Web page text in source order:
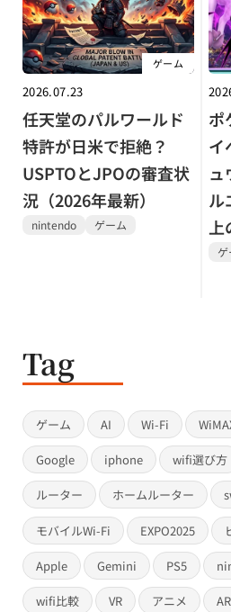
ゲーム
2026.07.23
任天堂のパルワールド
特許が日米で拒絶？
USPTOとJPOの審査状
況（2026年最新）
nintendo ゲーム
ポ
イ
ュ
ル
上
Tag
ゲーム AI Wi-Fi
Google iphone wifi選び方
ルーター ホームルーター
モバイルWi-Fi EXPO2025
Apple Gemini PS5
wifi比較 VR アニメ AR